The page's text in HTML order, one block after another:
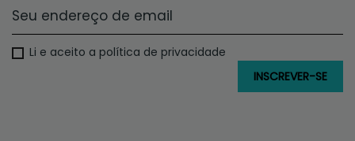
Li e aceito a política de privacidade